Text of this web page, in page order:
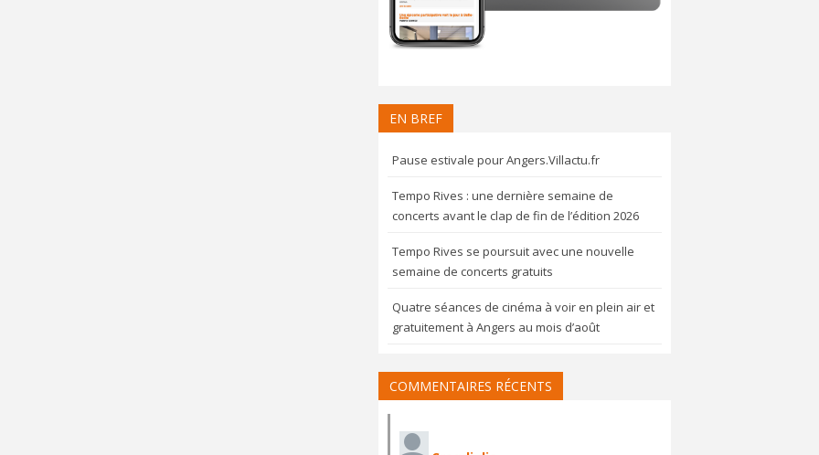
EN BREF
Pause estivale pour Angers.Villactu.fr
Tempo Rives : une dernière semaine de
concerts avant le clap de fin de l’édition 2026
Tempo Rives se poursuit avec une nouvelle
semaine de concerts gratuits
Quatre séances de cinéma à voir en plein air et
gratuitement à Angers au mois d’août
COMMENTAIRES RÉCENTS